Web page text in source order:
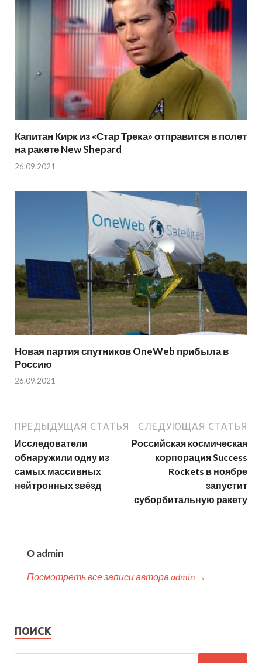
Капитан Кирк из «Стар Трека» отправится в полет
на ракете New Shepard
26.09.2021
Новая партия спутников OneWeb прибыла в
Россию
26.09.2021
ПРЕДЫДУЩАЯ СТАТЬЯ
Исследователи
обнаружили одну из
самых массивных
нейтронных звёзд
СЛЕДУЮЩАЯ СТАТЬЯ
Российская космическая
корпорация Success
Rockets в ноябре
запустит
суборбитальную ракету
О admin
Посмотреть все записи автора admin →
ПОИСК